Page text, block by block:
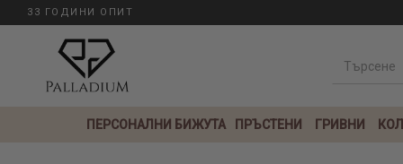
33 ГОДИНИ ОПИТ
ПЕРСОНАЛНИ БИЖУТА ПРЪСТЕНИ ГРИВНИ